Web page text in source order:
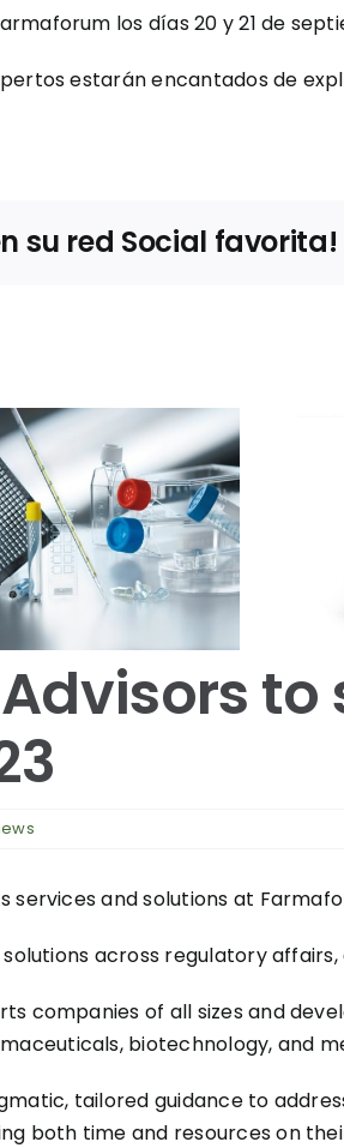
los días 20 y 21 de
estarán encantados de
su red Social favorita!
Thermo Fisher
Scientific
presentará el
sistema Thermo
Scientific™
InstaFlux™ en
Farmaforum
services and solutions at
across regulatory
companies of all sizes and
biotechnology, and
tailored guidance to
both time and resources on